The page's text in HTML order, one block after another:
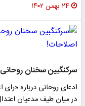
۲۴ بهمن ۱۴۰۲
سرکنگبین سخنان
ادعای روحانی درباره
در میان طیف مدعیان